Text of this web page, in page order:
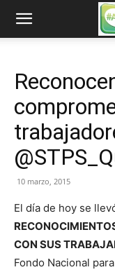
10 marzo, 2015
El día de hoy se
CON SUS
Fondo Nacional